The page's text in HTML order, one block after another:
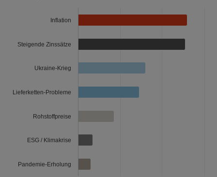
Inflation
Steigende Zinssätze
Ukraine-Krieg
Lieferketten-Probleme
Rohstoffpreise
ESG / Klimakrise
Pandemie-Erholung